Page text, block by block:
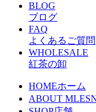
BLOG
ブログ
FAQ
よくあるご質問
WHOLESALE
紅茶の卸
HOMEホーム
ABOUT